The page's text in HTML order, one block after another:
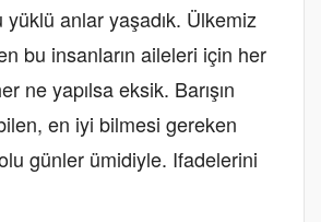
yüklü anlar yaşadık. Ülkemiz
bu insanların aileleri için her
ne yapılsa eksik. Barışın
en iyi bilmesi gereken
günler ümidiyle. Ifadelerini